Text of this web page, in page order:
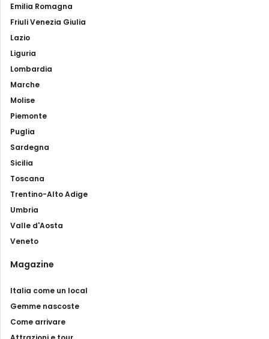
Emilia Romagna
Friuli Venezia Giulia
Lazio
Liguria
Lombardia
Marche
Molise
Piemonte
Puglia
Sardegna
Sicilia
Toscana
Trentino-Alto Adige
Umbria
Valle d'Aosta
Veneto
Magazine
Italia come un local
Gemme nascoste
Come arrivare